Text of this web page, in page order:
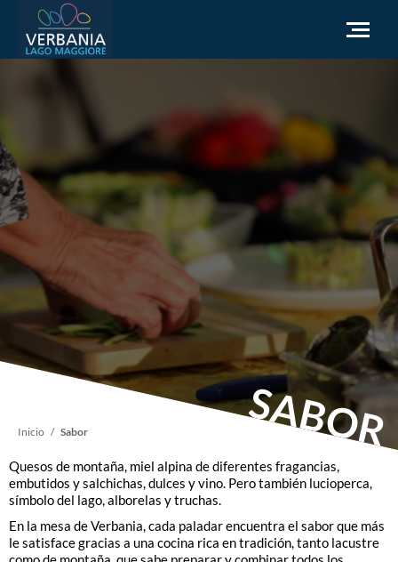
Cómo llegar
Punto de información turística
El tiempo
Podemos ayudarte?
Ir al sitio web oficial
SABOR
Sobrescribir
enlaces
de
Inicio Sabor
Quesos de montaña, miel alpina de diferentes fragancias,
embutidos y salchichas, dulces y vino. Pero también lucioperca,
símbolo del lago, alborelas y truchas.
En la mesa de Verbania, cada paladar encuentra el sabor que más
le satisface gracias a una cocina rica en tradición, tanto lacustre